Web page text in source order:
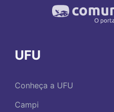
UFU
Conheça a UFU
Campi